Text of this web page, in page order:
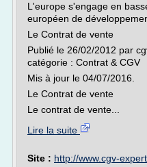
L'europe s'engage en
européen de
Le Contrat de vente
Publié le 26/02/2012 par
catégorie : Contrat & CGV
Mis à jour le 04/07/2016.
Le Contrat de vente
Le contrat de vente...
Lire la suite
Site : http://www.cgv-